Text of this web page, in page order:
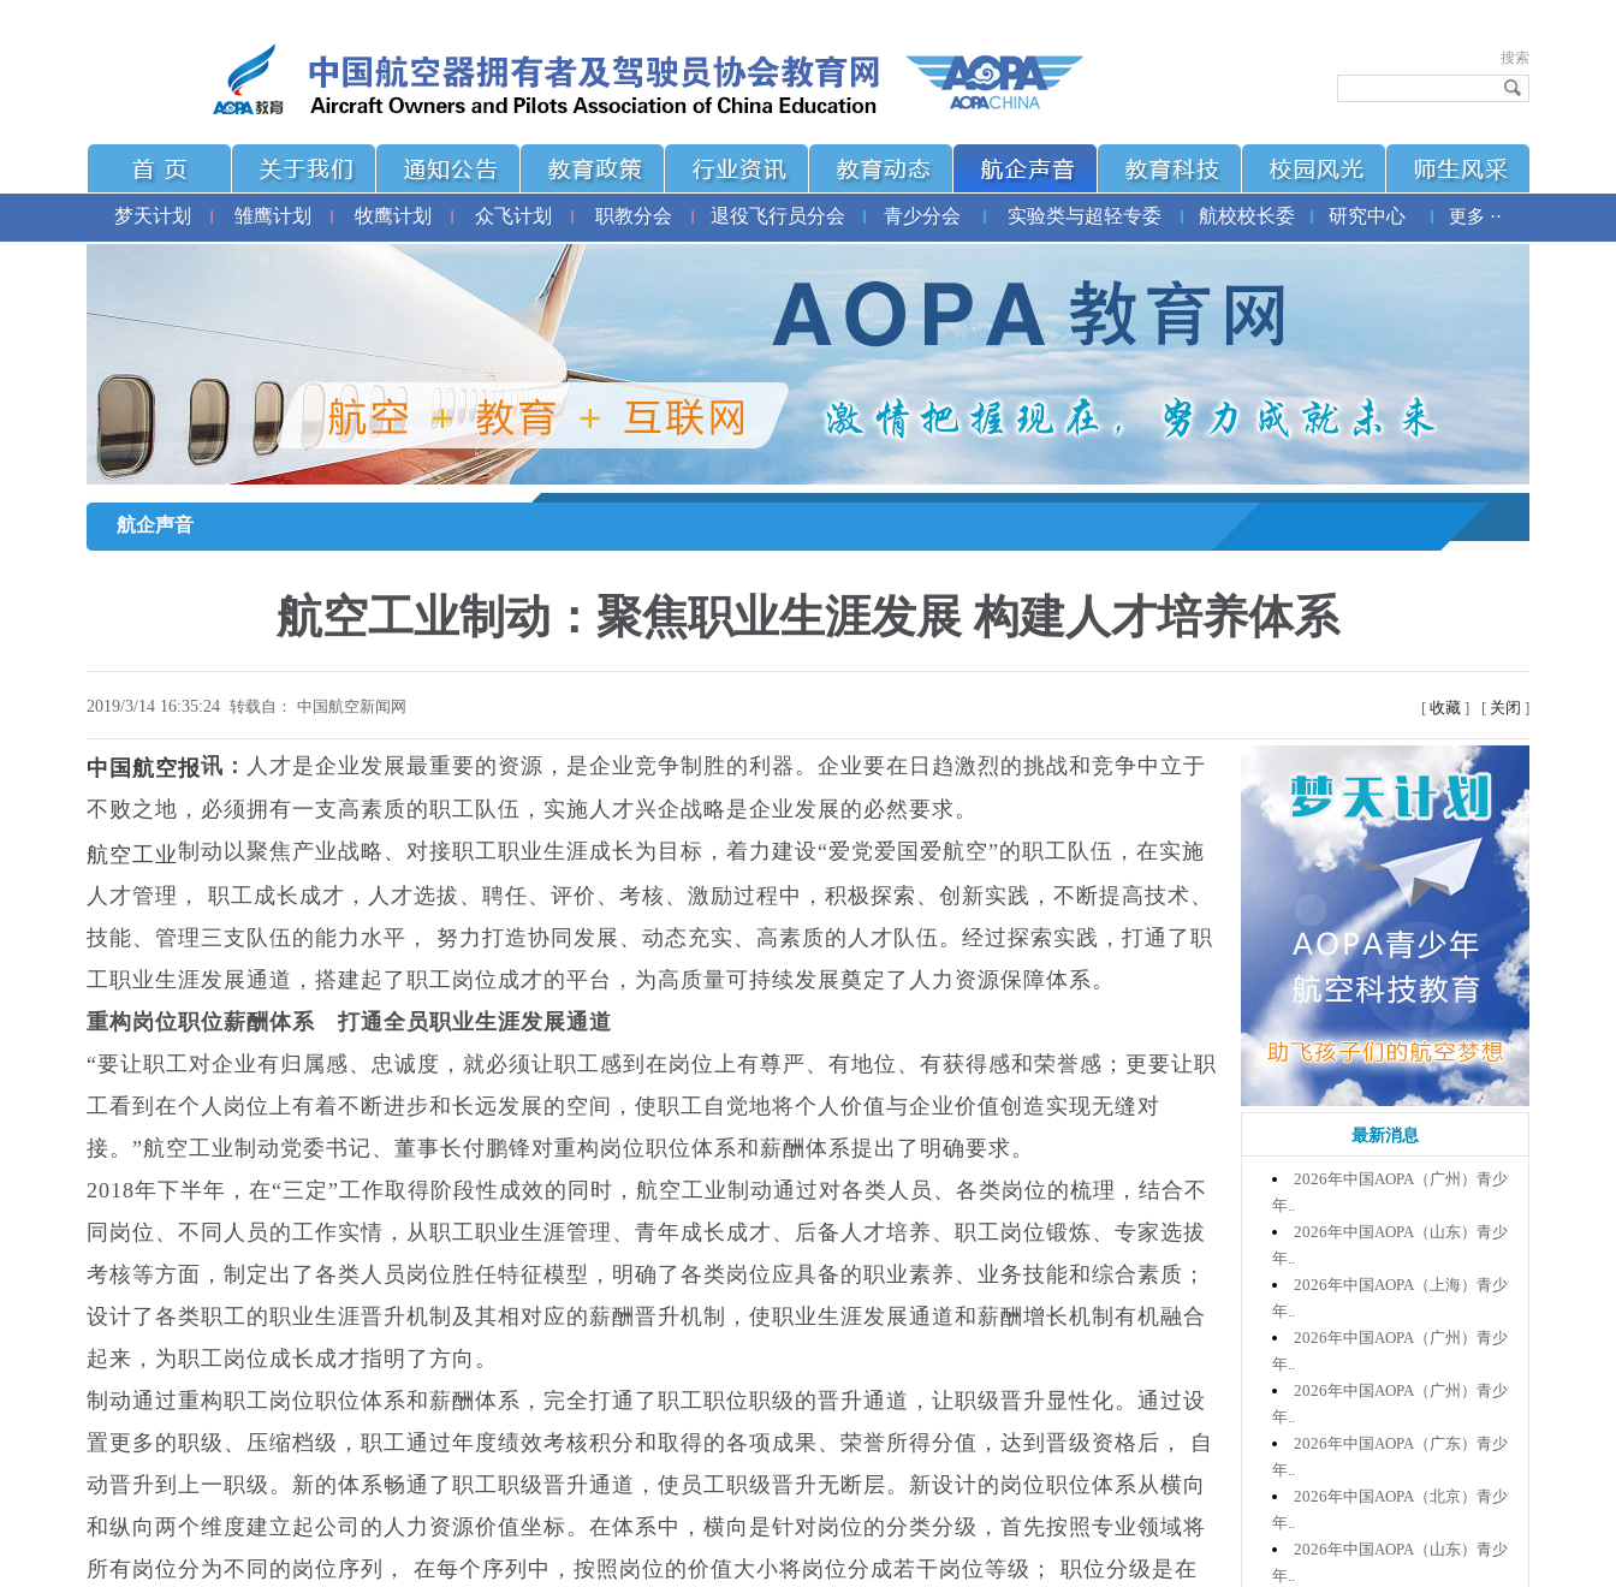
搜索
梦天计划 雏鹰计划 牧鹰计划 众飞计划 职教分会 退役飞行员分会 青少分会 实验类与超轻专委 航校校长委 研究中心 更多 ··
航企声音
航空工业制动：聚焦职业生涯发展 构建人才培养体系
2019/3/14 16:35:24 转载自： 中国航空新闻网 [ 收藏 ] [ 关闭 ]
中国航空报讯： 人才是企业发展最重要的资源，是企业竞争制胜的利器。企业要在日趋激烈的挑战和竞争中立于
不败之地，必须拥有一支高素质的职工队伍，实施人才兴企战略是企业发展的必然要求。
航空工业制动以聚焦产业战略、对接职工职业生涯成长为目标，着力建设“爱党爱国爱航空”的职工队伍，在实施
人才管理， 职工成长成才，人才选拔、聘任、评价、考核、激励过程中，积极探索、创新实践，不断提高技术、
技能、管理三支队伍的能力水平， 努力打造协同发展、动态充实、高素质的人才队伍。经过探索实践，打通了职
工职业生涯发展通道，搭建起了职工岗位成才的平台，为高质量可持续发展奠定了人力资源保障体系。
重构岗位职位薪酬体系打通全员职业生涯发展通道
“要让职工对企业有归属感、忠诚度，就必须让职工感到在岗位上有尊严、有地位、有获得感和荣誉感；更要让职
工看到在个人岗位上有着不断进步和长远发展的空间，使职工自觉地将个人价值与企业价值创造实现无缝对
接。”航空工业制动党委书记、董事长付鹏锋对重构岗位职位体系和薪酬体系提出了明确要求。
2018年下半年，在“三定”工作取得阶段性成效的同时，航空工业制动通过对各类人员、各类岗位的梳理，结合不
同岗位、不同人员的工作实情，从职工职业生涯管理、青年成长成才、后备人才培养、职工岗位锻炼、专家选拔
考核等方面，制定出了各类人员岗位胜任特征模型，明确了各类岗位应具备的职业素养、业务技能和综合素质；
设计了各类职工的职业生涯晋升机制及其相对应的薪酬晋升机制，使职业生涯发展通道和薪酬增长机制有机融合
起来，为职工岗位成长成才指明了方向。
制动通过重构职工岗位职位体系和薪酬体系，完全打通了职工职位职级的晋升通道，让职级晋升显性化。通过设
置更多的职级、压缩档级，职工通过年度绩效考核积分和取得的各项成果、荣誉所得分值，达到晋级资格后， 自
动晋升到上一职级。新的体系畅通了职工职级晋升通道，使员工职级晋升无断层。新设计的岗位职位体系从横向
和纵向两个维度建立起公司的人力资源价值坐标。在体系中，横向是针对岗位的分类分级，首先按照专业领域将
所有岗位分为不同的岗位序列， 在每个序列中，按照岗位的价值大小将岗位分成若干岗位等级； 职位分级是在
最新消息
2026年中国AOPA（广州）青少
年..
2026年中国AOPA（山东）青少
年..
2026年中国AOPA（上海）青少
年..
2026年中国AOPA（广州）青少
年..
2026年中国AOPA（广州）青少
年..
2026年中国AOPA（广东）青少
年..
2026年中国AOPA（北京）青少
年..
2026年中国AOPA（山东）青少
年..